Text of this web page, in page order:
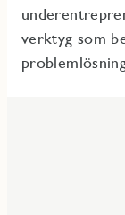
verktyg som